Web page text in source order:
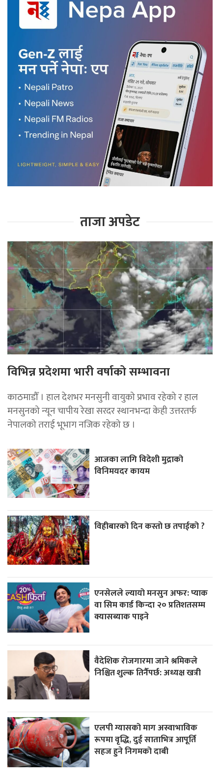
ताजा अपडेट
विभिन्न प्रदेशमा भारी वर्षाको सम्भावना
काठमाडौँ । हाल देशभर मनसुनी वायुको प्रभाव रहेको र हाल
मनसुनको न्यून चापीय रेखा सरदर स्थानभन्दा केही उत्तरतर्फ
नेपालको तराई भूभाग नजिक रहेको छ ।
आजका लागि विदेशी मुद्राको
विनिमयदर कायम
विहीबारको दिन कस्ताे छ तपाईको ?
एनसेलले ल्यायो मनसुन अफर: प्याक
वा सिम कार्ड किन्दा २० प्रतिशतसम्म
क्यासब्याक पाइने
वैदेशिक रोजगारमा जाने श्रमिकले
निश्चित शुल्क तिर्नैपर्छ: अध्यक्ष खत्री
एलपी ग्यासको माग अस्वाभाविक
रूपमा वृद्धि, दुई साताभित्र आपूर्ति
सहज हुने निगमको दाबी